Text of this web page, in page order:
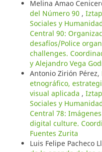
Melina Amao
del Número 90 ,
Sociales y
Central 90:
desafíos/Police
challenges.
y Alejandro Vega
Antonio Zirión Pérez,
etnográfico,
visual aplicada ,
Sociales y
Central 78:
digital culture.
Fuentes Zurita
Luis Felipe Pacheco